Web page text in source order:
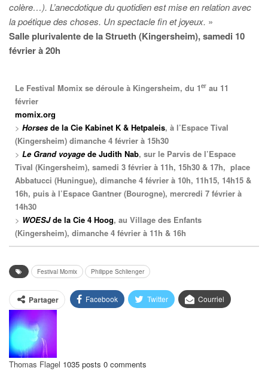
colère…). L’anecdotique du quotidien est mise en relation avec
la poétique des choses. Un spectacle fin et joyeux. »
Salle plurivalente de la Strueth (Kingersheim), samedi 10
février à 20h
Le Festival Momix se déroule à Kingersheim, du 1er au 11
février
momix.org
> Horses de la Cie Kabinet K & Hetpaleis, à l’Espace Tival
(Kingersheim) dimanche 4 février à 15h30
> Le Grand voyagede Judith Nab, sur le Parvis de l’Espace
Tival (Kingersheim), samedi 3 février à 11h, 15h30 & 17h, place
Abbatucci (Huningue), dimanche 4 février à 10h, 11h15, 14h15 &
16h, puis à l’Espace Gantner (Bourogne), mercredi 7 février à
14h30
> WOESJde la Cie 4 Hoog, au Village des Enfants
(Kingersheim), dimanche 4 février à 11h & 16h
Festival Momix Philippe Schlienger
Partager Facebook Twitter Courriel
Thomas Flagel 1035 posts 0 comments